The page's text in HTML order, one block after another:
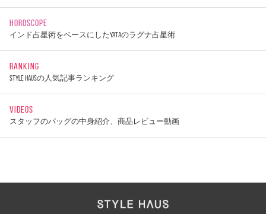
HOROSCOPE
インド占星術をベースにしたYATAのラグナ占星術
RANKING
STYLE HAUSの人気記事ランキング
VIDEOS
スタッフのバッグの中身紹介、商品レビュー動画